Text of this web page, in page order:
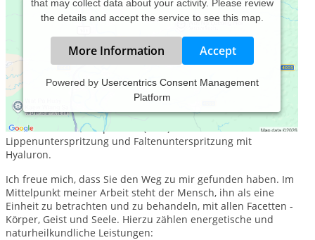
that may collect data about your activity. Please review
the details and accept the service to see this map.
More Information Accept
Powered by Usercentrics Consent Management
Platform
Katja Klein Health & Beauty - Ihre Heilpraktikerin aus
Saarbrücken im Saarland mit Spezialisierung auf
Naturheilkunde, Akupunktur (TCM) sowie
Lippenunterspritzung und Faltenunterspritzung mit
Hyaluron.
Ich freue mich, dass Sie den Weg zu mir gefunden haben. Im
Mittelpunkt meiner Arbeit steht der Mensch, ihn als eine
Einheit zu betrachten und zu behandeln, mit allen Facetten -
Körper, Geist und Seele. Hierzu zählen energetische und
naturheilkundliche Leistungen: